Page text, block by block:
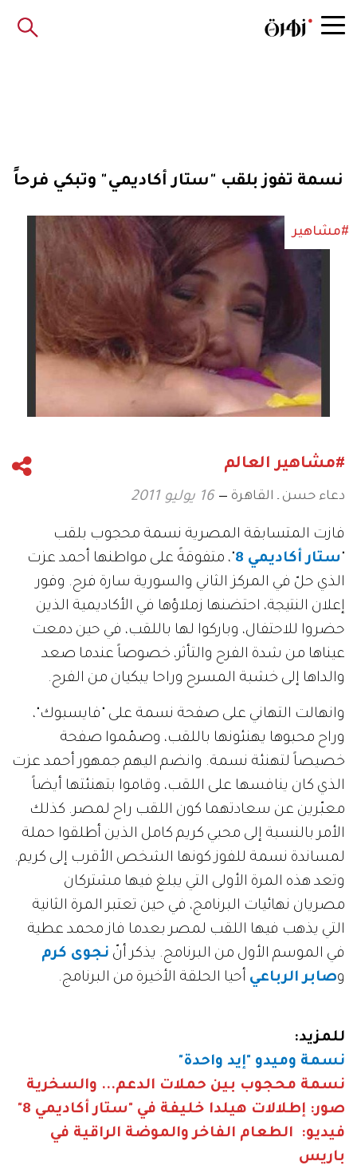
نسمة تفوز بلقب "ستار أكاديمي" وتبكي فرحاً
#مشاهير
#مشاهير العالم
دعاء حسن ـ القاهرة 16 يوليو 2011
فازت المتسابقة المصرية نسمة محجوب بلقب
" ستار أكاديمي 8
"، متفوقةً على مواطنها أحمد عزت
الذي حلّ في المركز الثاني والسورية سارة فرح. وفور
إعلان النتيجة، احتضنها زملاؤها في الأكاديمية الذين
حضروا للاحتفال، وباركوا لها باللقب، في حين دمعت
عيناها من شدة الفرح والتأثر، خصوصاً عندما صعد
والداها إلى خشبة المسرح وراحا يبكيان من الفرح.
وانهالت التهاني على صفحة نسمة على "فايسبوك"،
وراح محبوها يهنئونها باللقب، وصمّموا صفحة
خصيصاً لتهنئة نسمة. وانضم اليهم جمهور أحمد عزت
الذي كان ينافسها على اللقب، وقاموا بتهنئتها أيضاً
معبّرين عن سعادتهما كون اللقب راح لمصر. كذلك
الأمر بالنسبة إلى محبي كريم كامل الذين أطلقوا حملة
لمساندة نسمة للفوز كونها الشخص الأقرب إلى كريم.
وتعد هذه المرة الأولى التي يبلغ فيها مشتركان
مصريان نهائيات البرنامج، في حين تعتبر المرة الثانية
التي يذهب فيها اللقب لمصر بعدما فاز محمد عطية
في الموسم الأول من البرنامج. يذكر أنّ نجوى كرم
وصابر الرباعي أحيا الحلقة الأخيرة من البرنامج.
للمزيد:
نسمة وميدو "إيد واحدة"
نسمة محجوب بين حملات الدعم... والسخرية
صور: إطلالات هيلدا خليفة في "ستار أكاديمي 8"
فيديو: الطعام الفاخر والموضة الراقية في
باريس